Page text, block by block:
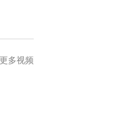
大会
更多视频